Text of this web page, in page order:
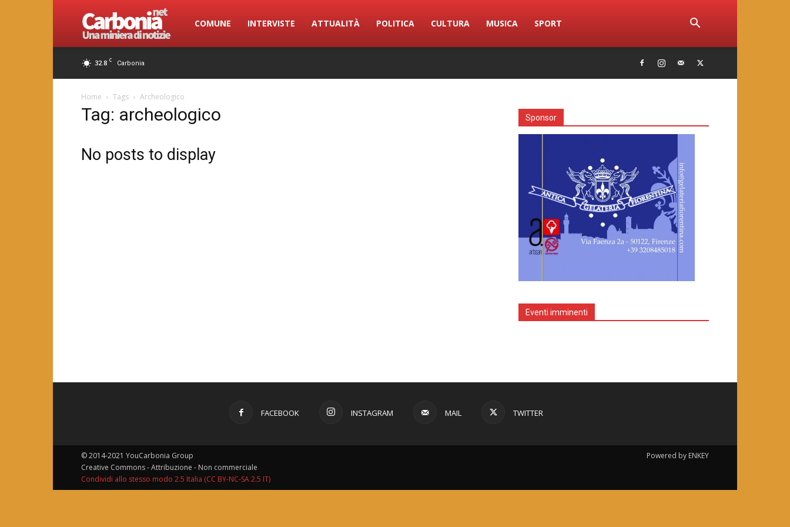
Carbonia.net
COMUNE INTERVISTE ATTUALITÀ POLITICA CULTURA MUSICA SPORT
32.8 C Carbonia
Home Tags Archeologico
Tag: archeologico
No posts to display
Sponsor
Eventi imminenti
FACEBOOK INSTAGRAM MAIL TWITTER
Powered by ENKEY
© 2014-2021 YouCarbonia Group
Creative Commons - Attribuzione - Non commerciale
Condividi allo stesso modo 2.5 Italia (CC BY-NC-SA 2.5 IT)